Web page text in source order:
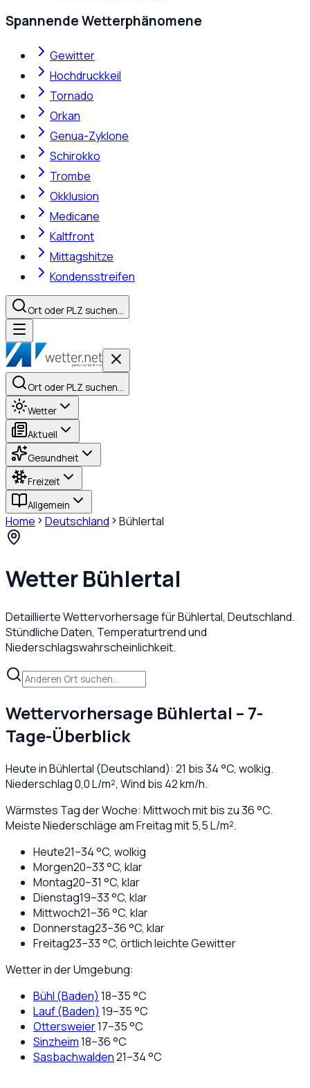
Spannende Wetterphänomene
Gewitter
Hochdruckkeil
Tornado
Orkan
Genua-Zyklone
Schirokko
Trombe
Okklusion
Medicane
Kaltfront
Mittagshitze
Kondensstreifen
Ort oder PLZ suchen…
Ort oder PLZ suchen…
Wetter
Aktuell
Gesundheit
Freizeit
Allgemein
Home Deutschland Bühlertal
WetterBühlertal
Detaillierte Wettervorhersage fürBühlertal, Deutschland.
Stündliche Daten, Temperaturtrend und
Niederschlagswahrscheinlichkeit.
Wettervorhersage Bühlertal – 7-
Tage-Überblick
Heute inBühlertal (Deutschland): 21 bis34°C, wolkig.
Niederschlag0,0L/m², Wind bis 42km/h.
Wärmstes Tag der Woche: Mittwoch mit bis zu 36 °C.
Meiste Niederschläge am Freitag mit 5,5 L/m².
Heute21–34°C, wolkig
Morgen20–33°C, klar
Montag20–31 °C, klar
Dienstag19–33°C, klar
Mittwoch21–36°C, klar
Donnerstag23–36°C, klar
Freitag23–33°C, örtlich leichte Gewitter
Wetter in der Umgebung:
Bühl (Baden) 18–35°C
Lauf (Baden) 19–35°C
Ottersweier17–35°C
Sinzheim18–36°C
Sasbachwalden21–34°C